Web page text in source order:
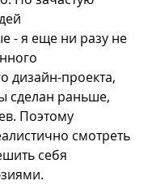
- я еще ни разу не
дизайн-проекта,
сделан раньше,
Поэтому
смотреть
себя